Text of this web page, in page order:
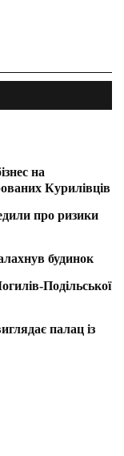
на
Курилівців
про ризики
будинок
Подільської
палац із